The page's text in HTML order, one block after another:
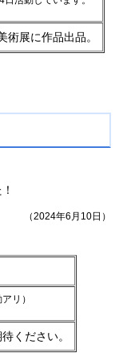
展に作品出品。
（2024年6月10日）
リ）
ください。